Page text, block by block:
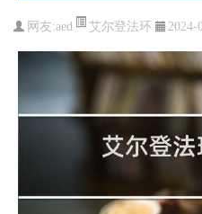
网友:aed 艾尔登法环 2024-